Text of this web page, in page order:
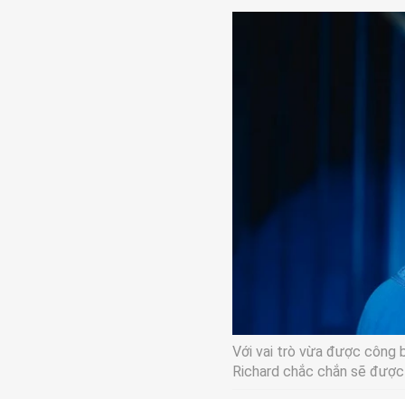
Với vai trò vừa được công
Richard chắc chắn sẽ